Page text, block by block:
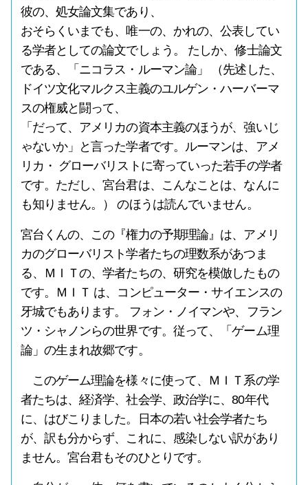
彼の、処女論文集であり、
おそらくいまでも、唯一の、かれの、公表してい
る学者としての論文でしょう。 たしか、修士論文
である、「ニコラス・ルーマン論」 （先述した、
ドイツ文化マルクス主義のユルゲン・ハーバーマ
スの権威と闘って、
「だって、アメリカの資本主義のほうが、強いじ
ゃないか」と言った学者です。ルーマンは、アメ
リカ・ グローバリストに寄っていった若手の学者
です。ただし、宮台君は、こんなことは、なんに
も知りません。） のほうは読んでいません。
宮台くんの、この『権力の予期理論』は、アメリ
カのグローバリスト学者たちの理数系があつま
る、ＭＩＴの、学者たちの、研究を模倣したもの
です。ＭＩＴ は、コンピューター・サイエンスの
牙城でもあります。 フォン・ノイマンや、フラン
ツ・シャノンらの世界です。従って、「ゲーム理
論」の生まれ故郷です。
このゲーム理論を様々に使って、ＭＩＴ系の学
者たちは、経済学、社会学、政治学に、80年代
に、はびこりました。日本の若い社会学者たち
が、訳も分からず、これに、感染しない訳があり
ません。宮台君もそのひとりです。